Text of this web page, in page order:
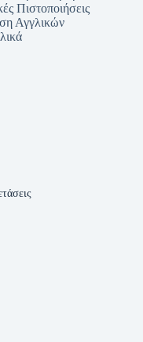
Πιστοποιήσεις
Αγγλικών